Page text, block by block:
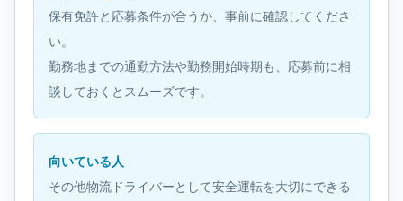
保有免許と応募条件が合うか、事前に確認してくださ
い。
勤務地までの通勤方法や勤務開始時期も、応募前に相
談しておくとスムーズです。
向いている人
その他物流ドライバーとして安全運転を大切にできる